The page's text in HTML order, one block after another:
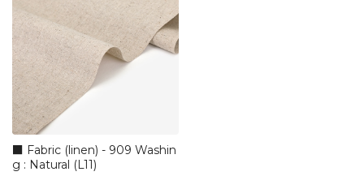
■ Fabric (linen) - 909 Washin
g : Natural (L11)